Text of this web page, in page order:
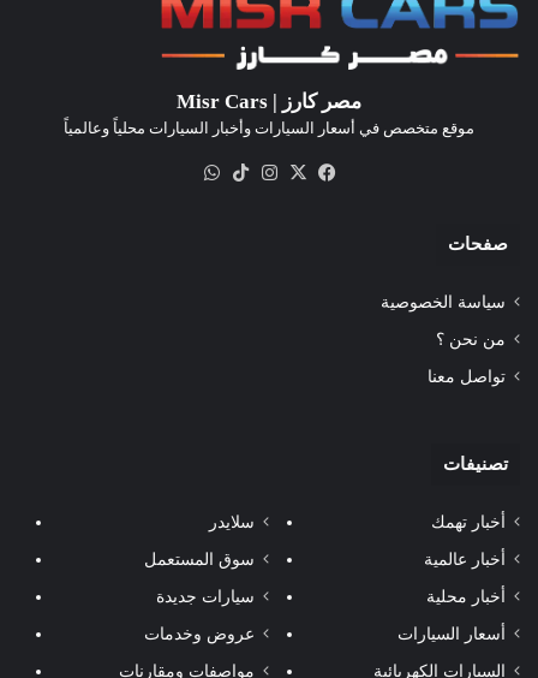
مصر كارز | Misr Cars
موقع متخصص في أسعار السيارات وأخبار السيارات محلياً وعالمياً
فيسبوك
‫X انستقرام‫TikTok
صفحات
سياسة الخصوصية
من نحن ؟
تواصل معنا
تصنيفات
أخبار تهمك
أخبار عالمية
أخبار محلية
أسعار السيارات
السيارات الكهربائية
سلايدر
سوق المستعمل
سيارات جديدة
عروض وخدمات
مواصفات ومقارنات